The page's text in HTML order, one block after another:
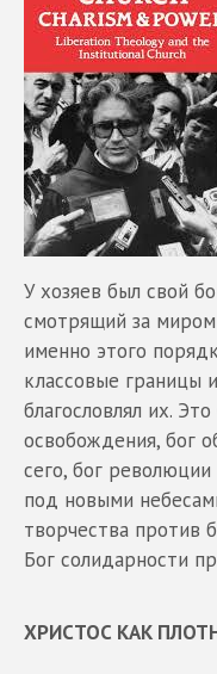
У хозяев был свой
смотрящий за
именно этого
классовые границы
благословлял их.
освобождения, бог
сего, бог
под новыми
творчества против
Бог солидарности
ХРИСТОС КАК